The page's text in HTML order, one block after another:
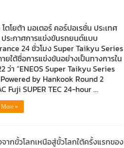
ตโยต้า มอเตอร์ คอร์ปอเรชั่น ประเทศ
ะกาศการแข่งขันรถยนต์แบบ
24 ชั่วโมง Super Taikyu Series
ยใต้ชื่อการแข่งขันอย่างเป็นทางการใน
ว่า “ENEOS Super Taikyu Series
by Hankook Round 2
Fuji SUPER TEC 24-hour …
More »
ากขั้วโลกเหนือสู่ขั้วโลกใต้ครั้งแรกของ